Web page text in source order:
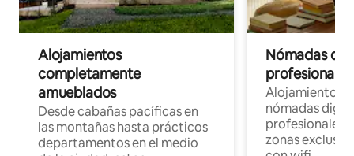
Alojamientos
completamente
amueblados
Desde cabañas pacíficas en
las montañas hasta prácticos
departamentos en el medio
Nómadas
Alojamientos
nómadas
profesionales
zonas